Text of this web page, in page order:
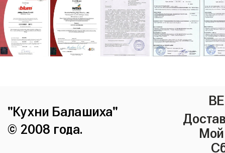
"Кухни Балашиха"
© 2008 года.